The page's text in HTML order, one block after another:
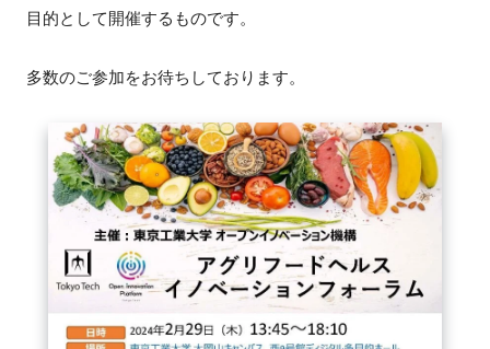
目的として開催するものです。
多数のご参加をお待ちしております。